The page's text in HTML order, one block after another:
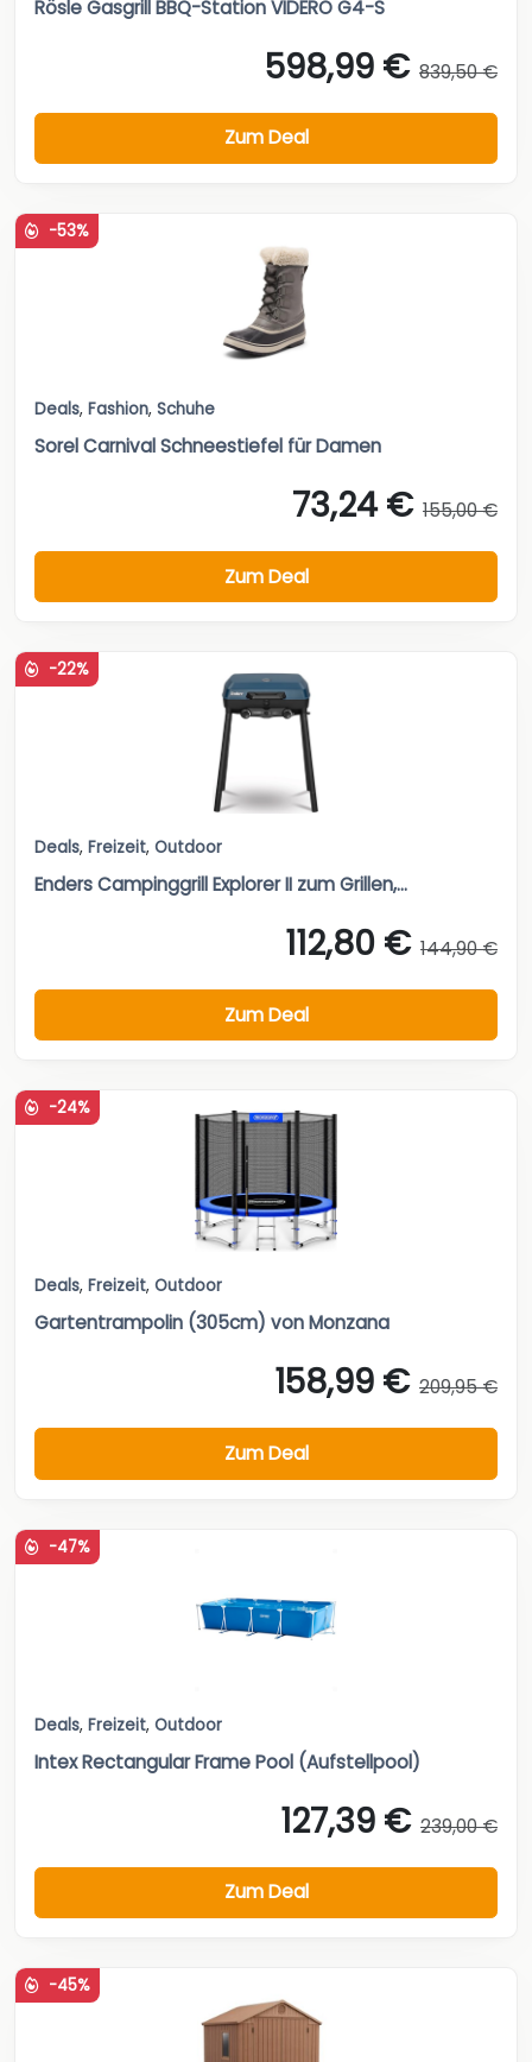
Rösle Gasgrill BBQ-Station VIDERO G4-S
598,99 € 839,50 €
Zum Deal
-53%
Deals, Fashion, Schuhe
Sorel Carnival Schneestiefel für Damen
73,24 € 155,00 €
Zum Deal
-22%
Deals, Freizeit, Outdoor
Enders Campinggrill Explorer II zum Grillen,...
112,80 € 144,90 €
Zum Deal
-24%
Deals, Freizeit, Outdoor
Gartentrampolin (305cm) von Monzana
158,99 € 209,95 €
Zum Deal
-47%
Deals, Freizeit, Outdoor
Intex Rectangular Frame Pool (Aufstellpool)
127,39 € 239,00 €
Zum Deal
-45%